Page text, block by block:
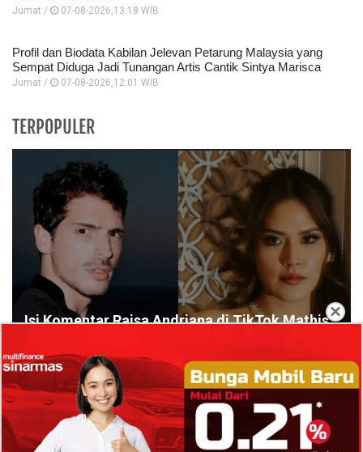
×
Jumat / 07-08-2026,13:18 WIB
Profil dan Biodata Kabilan Jelevan Petarung Malaysia yang
Sempat Diduga Jadi Tunangan Artis Cantik Sintya Marisca
Jumat / 07-08-2026,12:01 WIB
TERPOPULER
Isi Komentar Raisa Andriana di TikTok Mathis
Publik?
Profil Biodata Mathis Molinié, Chef Prancis Pacar
Baru Raisa Andriana yang Kini Resmi Go Publik?